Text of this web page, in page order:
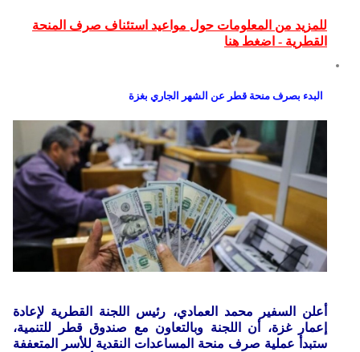
للمزيد من المعلومات حول مواعيد استئناف صرف المنحة
القطرية - اضغط هنا
البدء بصرف منحة قطر عن الشهر الجاري بغزة
أعلن السفير محمد العمادي، رئيس اللجنة القطرية لإعادة
إعمار غزة، أن اللجنة وبالتعاون مع صندوق قطر للتنمية،
ستبدأ عملية صرف منحة المساعدات النقدية للأسر المتعففة